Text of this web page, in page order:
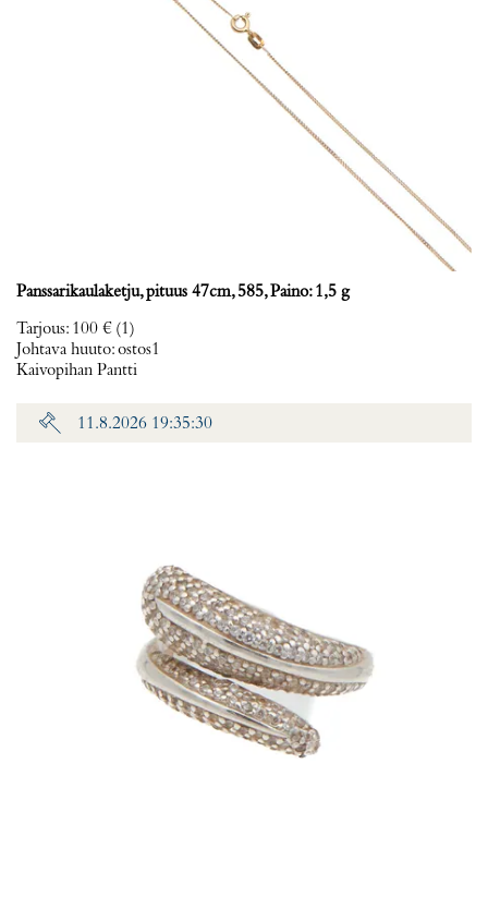
Panssarikaulaketju, pituus 47cm, 585, Paino: 1,5 g
Tarjous: 100 € (1)
Johtava huuto:ostos1
Kaivopihan Pantti
11.8.2026 19:35:30